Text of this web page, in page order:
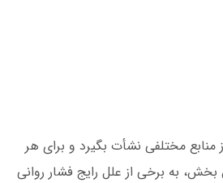
مختلفی نشأت بگیرد و برای هر
به برخی از علل رایج فشار روانی